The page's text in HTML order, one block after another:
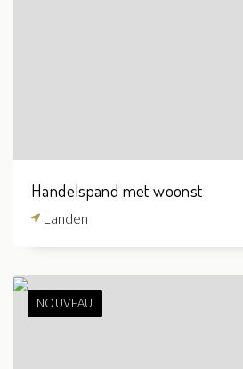
Handelspand met woonst
Landen
NOUVEAU